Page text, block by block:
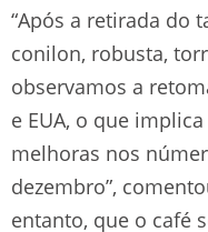
“Após a retirada do
conilon, robusta,
observamos a
e EUA, o que
melhoras nos
dezembro”,
entanto, que o café